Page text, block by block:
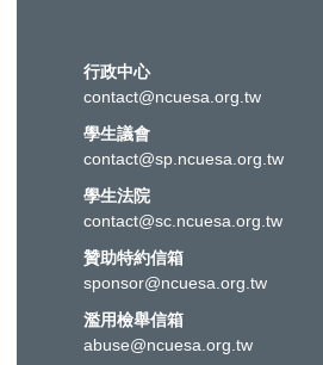
行政中心
contact@ncuesa.org.tw
學生議會
contact@sp.ncuesa.org.tw
學生法院
contact@sc.ncuesa.org.tw
贊助特約信箱
sponsor@ncuesa.org.tw
濫用檢舉信箱
abuse@ncuesa.org.tw